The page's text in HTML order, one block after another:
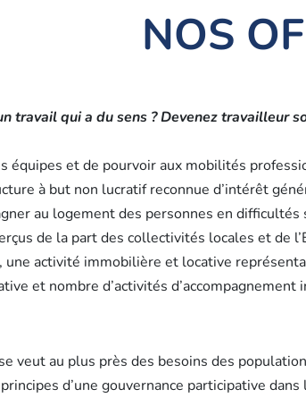
NOS
travail qui a du sens ? Devenez travailleur
équipes et de pourvoir aux mobilités
à but non lucratif reconnue d’intérêt
au logement des personnes en
de la part des collectivités locales et de
une activité immobilière et locative
et nombre d’activités
veut au plus près des besoins des
d’une gouvernance participative